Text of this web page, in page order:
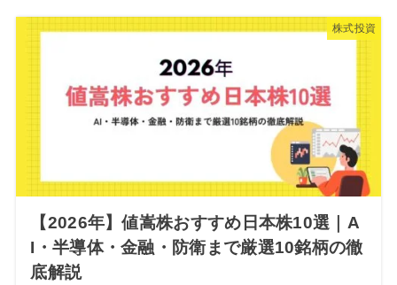
株式投資
【2026年】値嵩株おすすめ日本株10選｜A
I・半導体・金融・防衛まで厳選10銘柄の徹
底解説